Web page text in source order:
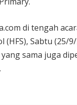
di tengah
(HFS), Sabtu (25/
sama juga